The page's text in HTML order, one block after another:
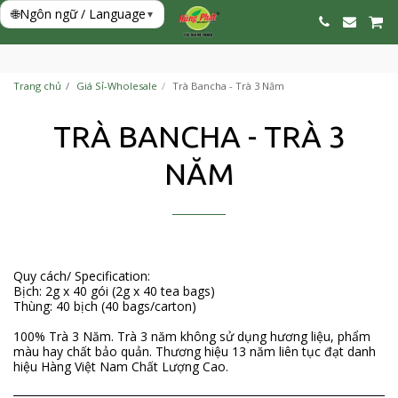
🌐Ngôn ngữ / Language▾
Trang chủ Giá Sỉ-Wholesale Trà Bancha - Trà 3 Năm
TRÀ BANCHA - TRÀ 3
NĂM
Quy cách/ Specification:
Bịch: 2g x 40 gói (2g x 40 tea bags)
Thùng: 40 bịch (40 bags/carton)
100% Trà 3 Năm. Trà 3 năm không sử dụng hương liệu, phẩm
màu hay chất bảo quản. Thương hiệu 13 năm liên tục đạt danh
hiệu Hàng Việt Nam Chất Lượng Cao.